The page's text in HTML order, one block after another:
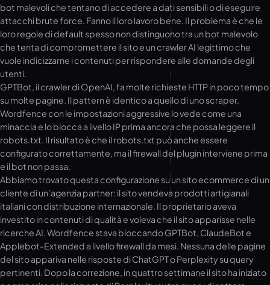
bot malevoli che tentano di accedere a dati sensibili o di eseguire
attacchi brute force. Fanno il loro lavoro bene. Il problema è che le
loro regole di default spesso non distinguono tra un bot malevolo
che tenta di compromettere il sito e un crawler AI legittimo che
vuole indicizzarne i contenuti per rispondere alle domande degli
utenti.
GPTBot, il crawler di OpenAI, fa molte richieste HTTP in poco tempo
su molte pagine. Il pattern è identico a quello di uno scraper.
Wordfence con le impostazioni aggressive lo vede come una
minaccia e lo blocca a livello IP prima ancora che possa leggere il
robots.txt. Il risultato è che il robots.txt può anche essere
configurato correttamente, ma il firewall del plugin interviene prima
e il bot non passa.
Abbiamo trovato questa configurazione su un sito ecommerce di un
cliente di un’agenzia partner: il sito vendeva prodotti artigianali
italiani con distribuzione internazionale. Il proprietario aveva
investito in contenuti di qualità e voleva che il sito apparisse nelle
ricerche AI. Wordfence stava bloccando GPTBot, ClaudeBot e
Applebot-Extended a livello firewall da mesi. Nessuna delle pagine
del sito appariva nelle risposte di ChatGPT o Perplexity su query
pertinenti. Dopo la correzione, in quattro settimane il sito ha iniziato